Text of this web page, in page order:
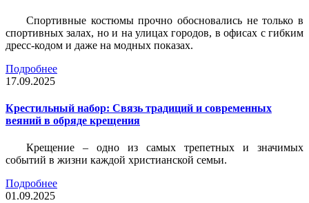
Спортивные костюмы прочно обосновались не только в
спортивных залах, но и на улицах городов, в офисах с гибким
дресс-кодом и даже на модных показах.
Подробнее
17.09.2025
Крестильный набор: Связь традиций и современных
веяний в обряде крещения
Крещение – одно из самых трепетных и значимых
событий в жизни каждой христианской семьи.
Подробнее
01.09.2025